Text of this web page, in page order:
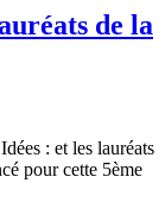
de la
: et les lauréats
pour cette 5ème